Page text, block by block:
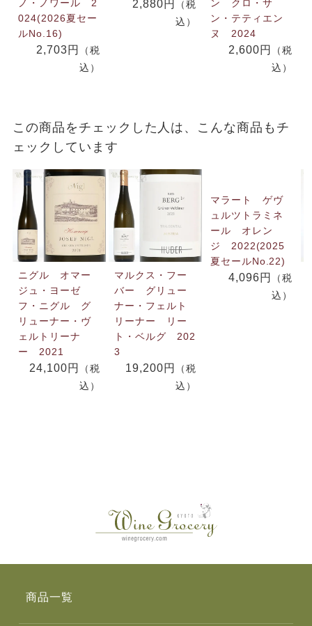
ノ・ノワール 2
024(2026夏セー
ルNo.16)
2,703円
（税
込）
2,880円
（税
込）
ン クロ・サ
ン・テティエン
ヌ 2024
2,600円
（税
込）
この商品をチェックした人は、こんな商品もチ
ェックしています
ニグル オマー
ジュ・ヨーゼ
フ・ニグル グ
リューナー・ヴ
ェルトリーナ
ー 2021
24,100円
（税
込）
マルクス・フー
バー グリュー
ナー・フェルト
リーナー リー
ト・ベルグ 202
3
19,200円
（税
込）
マラート ゲヴ
ュルツトラミネ
ール オレン
ジ 2022(2025
夏セールNo.22)
4,096円
（税
込）
商品一覧